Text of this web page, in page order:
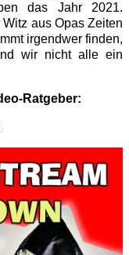
das Jahr 2021.
aus Opas Zeiten
irgendwer finden,
wir nicht alle ein
Ratgeber: